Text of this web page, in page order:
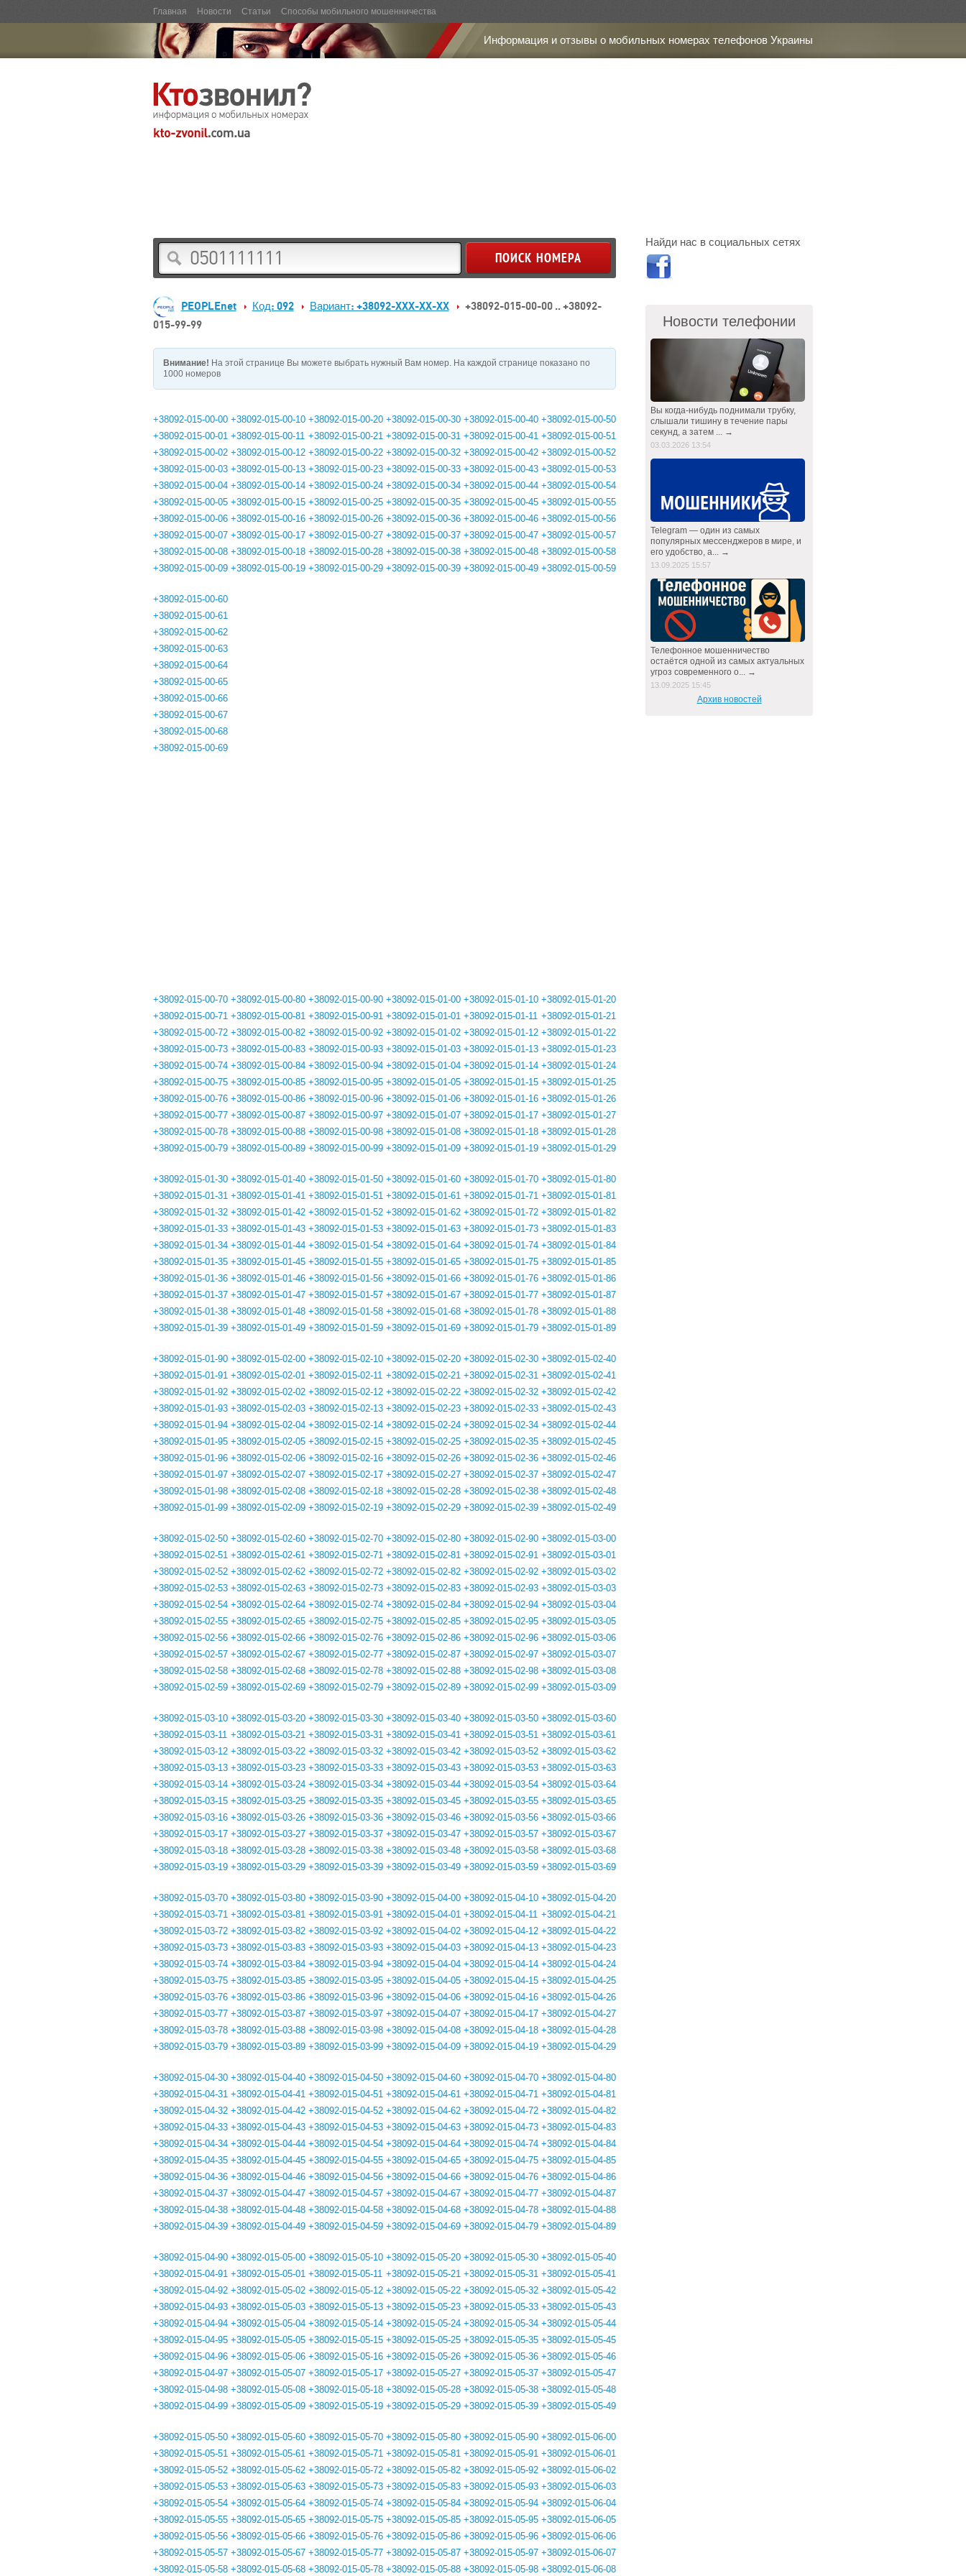
Главная Новости Статьи Способы мобильного мошенничества
Информация и отзывы о мобильных номерах телефонов Украины
PEOPLEnet Код: 092 Вариант: +38092-XXX-XX-XX
+38092-015-00-00 .. +38092-
015-99-99
Внимание! На этой странице Вы можете выбрать нужный Вам номер. На каждой странице показано по
1000 номеров
+38092-015-00-00
+38092-015-00-01
+38092-015-00-02
+38092-015-00-03
+38092-015-00-04
+38092-015-00-05
+38092-015-00-06
+38092-015-00-07
+38092-015-00-08
+38092-015-00-09
+38092-015-00-10
+38092-015-00-11
+38092-015-00-12
+38092-015-00-13
+38092-015-00-14
+38092-015-00-15
+38092-015-00-16
+38092-015-00-17
+38092-015-00-18
+38092-015-00-19
+38092-015-00-20
+38092-015-00-21
+38092-015-00-22
+38092-015-00-23
+38092-015-00-24
+38092-015-00-25
+38092-015-00-26
+38092-015-00-27
+38092-015-00-28
+38092-015-00-29
+38092-015-00-30
+38092-015-00-31
+38092-015-00-32
+38092-015-00-33
+38092-015-00-34
+38092-015-00-35
+38092-015-00-36
+38092-015-00-37
+38092-015-00-38
+38092-015-00-39
+38092-015-00-40
+38092-015-00-41
+38092-015-00-42
+38092-015-00-43
+38092-015-00-44
+38092-015-00-45
+38092-015-00-46
+38092-015-00-47
+38092-015-00-48
+38092-015-00-49
+38092-015-00-50
+38092-015-00-51
+38092-015-00-52
+38092-015-00-53
+38092-015-00-54
+38092-015-00-55
+38092-015-00-56
+38092-015-00-57
+38092-015-00-58
+38092-015-00-59
+38092-015-00-60
+38092-015-00-61
+38092-015-00-62
+38092-015-00-63
+38092-015-00-64
+38092-015-00-65
+38092-015-00-66
+38092-015-00-67
+38092-015-00-68
+38092-015-00-69
+38092-015-00-70
+38092-015-00-71
+38092-015-00-72
+38092-015-00-73
+38092-015-00-74
+38092-015-00-75
+38092-015-00-76
+38092-015-00-77
+38092-015-00-78
+38092-015-00-79
+38092-015-00-80
+38092-015-00-81
+38092-015-00-82
+38092-015-00-83
+38092-015-00-84
+38092-015-00-85
+38092-015-00-86
+38092-015-00-87
+38092-015-00-88
+38092-015-00-89
+38092-015-00-90
+38092-015-00-91
+38092-015-00-92
+38092-015-00-93
+38092-015-00-94
+38092-015-00-95
+38092-015-00-96
+38092-015-00-97
+38092-015-00-98
+38092-015-00-99
+38092-015-01-00
+38092-015-01-01
+38092-015-01-02
+38092-015-01-03
+38092-015-01-04
+38092-015-01-05
+38092-015-01-06
+38092-015-01-07
+38092-015-01-08
+38092-015-01-09
+38092-015-01-10
+38092-015-01-11
+38092-015-01-12
+38092-015-01-13
+38092-015-01-14
+38092-015-01-15
+38092-015-01-16
+38092-015-01-17
+38092-015-01-18
+38092-015-01-19
+38092-015-01-20
+38092-015-01-21
+38092-015-01-22
+38092-015-01-23
+38092-015-01-24
+38092-015-01-25
+38092-015-01-26
+38092-015-01-27
+38092-015-01-28
+38092-015-01-29
+38092-015-01-30
+38092-015-01-31
+38092-015-01-32
+38092-015-01-33
+38092-015-01-34
+38092-015-01-35
+38092-015-01-36
+38092-015-01-37
+38092-015-01-38
+38092-015-01-39
+38092-015-01-40
+38092-015-01-41
+38092-015-01-42
+38092-015-01-43
+38092-015-01-44
+38092-015-01-45
+38092-015-01-46
+38092-015-01-47
+38092-015-01-48
+38092-015-01-49
+38092-015-01-50
+38092-015-01-51
+38092-015-01-52
+38092-015-01-53
+38092-015-01-54
+38092-015-01-55
+38092-015-01-56
+38092-015-01-57
+38092-015-01-58
+38092-015-01-59
+38092-015-01-60
+38092-015-01-61
+38092-015-01-62
+38092-015-01-63
+38092-015-01-64
+38092-015-01-65
+38092-015-01-66
+38092-015-01-67
+38092-015-01-68
+38092-015-01-69
+38092-015-01-70
+38092-015-01-71
+38092-015-01-72
+38092-015-01-73
+38092-015-01-74
+38092-015-01-75
+38092-015-01-76
+38092-015-01-77
+38092-015-01-78
+38092-015-01-79
+38092-015-01-80
+38092-015-01-81
+38092-015-01-82
+38092-015-01-83
+38092-015-01-84
+38092-015-01-85
+38092-015-01-86
+38092-015-01-87
+38092-015-01-88
+38092-015-01-89
+38092-015-01-90
+38092-015-01-91
+38092-015-01-92
+38092-015-01-93
+38092-015-01-94
+38092-015-01-95
+38092-015-01-96
+38092-015-01-97
+38092-015-01-98
+38092-015-01-99
+38092-015-02-00
+38092-015-02-01
+38092-015-02-02
+38092-015-02-03
+38092-015-02-04
+38092-015-02-05
+38092-015-02-06
+38092-015-02-07
+38092-015-02-08
+38092-015-02-09
+38092-015-02-10
+38092-015-02-11
+38092-015-02-12
+38092-015-02-13
+38092-015-02-14
+38092-015-02-15
+38092-015-02-16
+38092-015-02-17
+38092-015-02-18
+38092-015-02-19
+38092-015-02-20
+38092-015-02-21
+38092-015-02-22
+38092-015-02-23
+38092-015-02-24
+38092-015-02-25
+38092-015-02-26
+38092-015-02-27
+38092-015-02-28
+38092-015-02-29
+38092-015-02-30
+38092-015-02-31
+38092-015-02-32
+38092-015-02-33
+38092-015-02-34
+38092-015-02-35
+38092-015-02-36
+38092-015-02-37
+38092-015-02-38
+38092-015-02-39
+38092-015-02-40
+38092-015-02-41
+38092-015-02-42
+38092-015-02-43
+38092-015-02-44
+38092-015-02-45
+38092-015-02-46
+38092-015-02-47
+38092-015-02-48
+38092-015-02-49
+38092-015-02-50
+38092-015-02-51
+38092-015-02-52
+38092-015-02-53
+38092-015-02-54
+38092-015-02-55
+38092-015-02-56
+38092-015-02-57
+38092-015-02-58
+38092-015-02-59
+38092-015-02-60
+38092-015-02-61
+38092-015-02-62
+38092-015-02-63
+38092-015-02-64
+38092-015-02-65
+38092-015-02-66
+38092-015-02-67
+38092-015-02-68
+38092-015-02-69
+38092-015-02-70
+38092-015-02-71
+38092-015-02-72
+38092-015-02-73
+38092-015-02-74
+38092-015-02-75
+38092-015-02-76
+38092-015-02-77
+38092-015-02-78
+38092-015-02-79
+38092-015-02-80
+38092-015-02-81
+38092-015-02-82
+38092-015-02-83
+38092-015-02-84
+38092-015-02-85
+38092-015-02-86
+38092-015-02-87
+38092-015-02-88
+38092-015-02-89
+38092-015-02-90
+38092-015-02-91
+38092-015-02-92
+38092-015-02-93
+38092-015-02-94
+38092-015-02-95
+38092-015-02-96
+38092-015-02-97
+38092-015-02-98
+38092-015-02-99
+38092-015-03-00
+38092-015-03-01
+38092-015-03-02
+38092-015-03-03
+38092-015-03-04
+38092-015-03-05
+38092-015-03-06
+38092-015-03-07
+38092-015-03-08
+38092-015-03-09
+38092-015-03-10
+38092-015-03-11
+38092-015-03-12
+38092-015-03-13
+38092-015-03-14
+38092-015-03-15
+38092-015-03-16
+38092-015-03-17
+38092-015-03-18
+38092-015-03-19
+38092-015-03-20
+38092-015-03-21
+38092-015-03-22
+38092-015-03-23
+38092-015-03-24
+38092-015-03-25
+38092-015-03-26
+38092-015-03-27
+38092-015-03-28
+38092-015-03-29
+38092-015-03-30
+38092-015-03-31
+38092-015-03-32
+38092-015-03-33
+38092-015-03-34
+38092-015-03-35
+38092-015-03-36
+38092-015-03-37
+38092-015-03-38
+38092-015-03-39
+38092-015-03-40
+38092-015-03-41
+38092-015-03-42
+38092-015-03-43
+38092-015-03-44
+38092-015-03-45
+38092-015-03-46
+38092-015-03-47
+38092-015-03-48
+38092-015-03-49
+38092-015-03-50
+38092-015-03-51
+38092-015-03-52
+38092-015-03-53
+38092-015-03-54
+38092-015-03-55
+38092-015-03-56
+38092-015-03-57
+38092-015-03-58
+38092-015-03-59
+38092-015-03-60
+38092-015-03-61
+38092-015-03-62
+38092-015-03-63
+38092-015-03-64
+38092-015-03-65
+38092-015-03-66
+38092-015-03-67
+38092-015-03-68
+38092-015-03-69
+38092-015-03-70
+38092-015-03-71
+38092-015-03-72
+38092-015-03-73
+38092-015-03-74
+38092-015-03-75
+38092-015-03-76
+38092-015-03-77
+38092-015-03-78
+38092-015-03-79
+38092-015-03-80
+38092-015-03-81
+38092-015-03-82
+38092-015-03-83
+38092-015-03-84
+38092-015-03-85
+38092-015-03-86
+38092-015-03-87
+38092-015-03-88
+38092-015-03-89
+38092-015-03-90
+38092-015-03-91
+38092-015-03-92
+38092-015-03-93
+38092-015-03-94
+38092-015-03-95
+38092-015-03-96
+38092-015-03-97
+38092-015-03-98
+38092-015-03-99
+38092-015-04-00
+38092-015-04-01
+38092-015-04-02
+38092-015-04-03
+38092-015-04-04
+38092-015-04-05
+38092-015-04-06
+38092-015-04-07
+38092-015-04-08
+38092-015-04-09
+38092-015-04-10
+38092-015-04-11
+38092-015-04-12
+38092-015-04-13
+38092-015-04-14
+38092-015-04-15
+38092-015-04-16
+38092-015-04-17
+38092-015-04-18
+38092-015-04-19
+38092-015-04-20
+38092-015-04-21
+38092-015-04-22
+38092-015-04-23
+38092-015-04-24
+38092-015-04-25
+38092-015-04-26
+38092-015-04-27
+38092-015-04-28
+38092-015-04-29
+38092-015-04-30
+38092-015-04-31
+38092-015-04-32
+38092-015-04-33
+38092-015-04-34
+38092-015-04-35
+38092-015-04-36
+38092-015-04-37
+38092-015-04-38
+38092-015-04-39
+38092-015-04-40
+38092-015-04-41
+38092-015-04-42
+38092-015-04-43
+38092-015-04-44
+38092-015-04-45
+38092-015-04-46
+38092-015-04-47
+38092-015-04-48
+38092-015-04-49
+38092-015-04-50
+38092-015-04-51
+38092-015-04-52
+38092-015-04-53
+38092-015-04-54
+38092-015-04-55
+38092-015-04-56
+38092-015-04-57
+38092-015-04-58
+38092-015-04-59
+38092-015-04-60
+38092-015-04-61
+38092-015-04-62
+38092-015-04-63
+38092-015-04-64
+38092-015-04-65
+38092-015-04-66
+38092-015-04-67
+38092-015-04-68
+38092-015-04-69
+38092-015-04-70
+38092-015-04-71
+38092-015-04-72
+38092-015-04-73
+38092-015-04-74
+38092-015-04-75
+38092-015-04-76
+38092-015-04-77
+38092-015-04-78
+38092-015-04-79
+38092-015-04-80
+38092-015-04-81
+38092-015-04-82
+38092-015-04-83
+38092-015-04-84
+38092-015-04-85
+38092-015-04-86
+38092-015-04-87
+38092-015-04-88
+38092-015-04-89
+38092-015-04-90
+38092-015-04-91
+38092-015-04-92
+38092-015-04-93
+38092-015-04-94
+38092-015-04-95
+38092-015-04-96
+38092-015-04-97
+38092-015-04-98
+38092-015-04-99
+38092-015-05-00
+38092-015-05-01
+38092-015-05-02
+38092-015-05-03
+38092-015-05-04
+38092-015-05-05
+38092-015-05-06
+38092-015-05-07
+38092-015-05-08
+38092-015-05-09
+38092-015-05-10
+38092-015-05-11
+38092-015-05-12
+38092-015-05-13
+38092-015-05-14
+38092-015-05-15
+38092-015-05-16
+38092-015-05-17
+38092-015-05-18
+38092-015-05-19
+38092-015-05-20
+38092-015-05-21
+38092-015-05-22
+38092-015-05-23
+38092-015-05-24
+38092-015-05-25
+38092-015-05-26
+38092-015-05-27
+38092-015-05-28
+38092-015-05-29
+38092-015-05-30
+38092-015-05-31
+38092-015-05-32
+38092-015-05-33
+38092-015-05-34
+38092-015-05-35
+38092-015-05-36
+38092-015-05-37
+38092-015-05-38
+38092-015-05-39
+38092-015-05-40
+38092-015-05-41
+38092-015-05-42
+38092-015-05-43
+38092-015-05-44
+38092-015-05-45
+38092-015-05-46
+38092-015-05-47
+38092-015-05-48
+38092-015-05-49
+38092-015-05-50
+38092-015-05-51
+38092-015-05-52
+38092-015-05-53
+38092-015-05-54
+38092-015-05-55
+38092-015-05-56
+38092-015-05-57
+38092-015-05-58
+38092-015-05-60
+38092-015-05-61
+38092-015-05-62
+38092-015-05-63
+38092-015-05-64
+38092-015-05-65
+38092-015-05-66
+38092-015-05-67
+38092-015-05-68
+38092-015-05-70
+38092-015-05-71
+38092-015-05-72
+38092-015-05-73
+38092-015-05-74
+38092-015-05-75
+38092-015-05-76
+38092-015-05-77
+38092-015-05-78
+38092-015-05-80
+38092-015-05-81
+38092-015-05-82
+38092-015-05-83
+38092-015-05-84
+38092-015-05-85
+38092-015-05-86
+38092-015-05-87
+38092-015-05-88
+38092-015-05-90
+38092-015-05-91
+38092-015-05-92
+38092-015-05-93
+38092-015-05-94
+38092-015-05-95
+38092-015-05-96
+38092-015-05-97
+38092-015-05-98
+38092-015-06-00
+38092-015-06-01
+38092-015-06-02
+38092-015-06-03
+38092-015-06-04
+38092-015-06-05
+38092-015-06-06
+38092-015-06-07
+38092-015-06-08
Найди нас в социальных сетях
Новости телефонии
Вы когда-нибудь поднимали трубку,
слышали тишину в течение пары
секунд, а затем ... →
03.03.2026 13:54
Telegram — один из самых
популярных мессенджеров в мире, и
его удобство, а... →
13.09.2025 15:57
Телефонное мошенничество
остаётся одной из самых актуальных
угроз современного о... →
13.09.2025 15:45
Архив новостей